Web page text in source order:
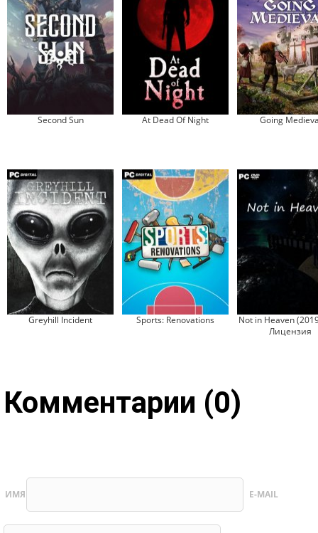
Second Sun At Dead Of Night Going
Greyhill Incident Sports: Renovations
Not in Heaven
Лицензия
Комментарии (0)
ИМЯ E-MAIL